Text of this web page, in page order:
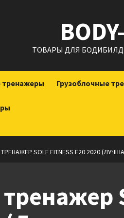
ТОВАРЫ ДЛЯ
тренажеры Грузоблочные
SOLE FITNESS E20 2020